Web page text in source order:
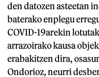
den datozen asteetan
baterako enplegu
COVID-19arekin
arrazoirako kausa
erabakitzen dira,
Ondorioz, neurri